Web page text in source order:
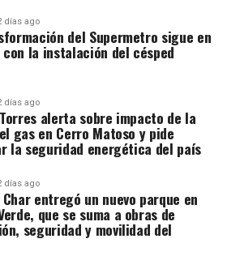
días ago
del Supermetro sigue en
con la instalación del césped
días ago
alerta sobre impacto de la
gas en Cerro Matoso y pide
la seguridad energética del país
días ago
entregó un nuevo parque en
que se suma a obras de
seguridad y movilidad del